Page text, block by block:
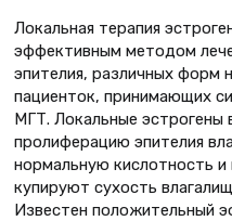
Локальная терапия
эффективным методом
эпителия, различных форм
пациенток, принимающих
МГТ. Локальные эстрогены
пролиферацию эпителия
нормальную кислотность
купируют сухость
Известен положительный